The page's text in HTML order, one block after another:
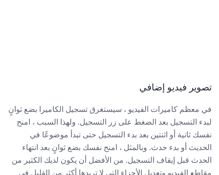
تصوير فيديو إضافي
في معظم كاميرات الفيديو ، سيستغرق تسجيل الكاميرا بضع ثوانٍ
لبدء التسجيل بعد الضغط على زر التسجيل. ولهذا السبب ، امنح
نفسك ثانية أو اثنتين بعد بدء التسجيل حتى تبدأ موضوعًا في
الحديث أو بدء حدث. وبالمثل ، امنح نفسك بضع ثوانٍ بعد انتهاء
الحدث قبل إيقاف التسجيل. من الأفضل أن يكون لديك الكثير من
مقاطع الفيديو وتعديل الأجزاء التي لا تريدها أكثر من القليل في